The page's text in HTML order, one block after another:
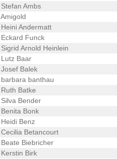
Stefan Ambs
Amigold
Heini Andermatt
Eckard Funck
Sigrid Arnold Heinlein
Lutz Baar
Josef Balek
barbara banthau
Ruth Batke
Silva Bender
Benita Bonk
Heidi Benz
Cecilia Betancourt
Beate Biebricher
Kerstin Birk